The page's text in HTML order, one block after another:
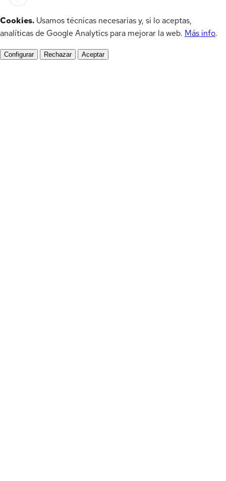
Cookies. Usamos técnicas necesarias y, si lo aceptas,
analíticas de Google Analytics para mejorar la web. Más info.
Configurar Rechazar Aceptar